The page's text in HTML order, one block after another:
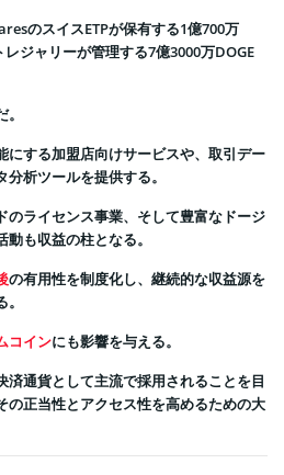
のスイスETPが保有する1億700万
ジャリーが管理する7億3000万DOGE
にする加盟店向けサービスや、取引デー
析ツールを提供する。
のライセンス事業、そして豊富なドージ
も収益の柱となる。
の有用性を制度化し、継続的な収益源を
コインにも影響を与える。
通貨として主流で採用されることを目
の正当性とアクセス性を高めるための大